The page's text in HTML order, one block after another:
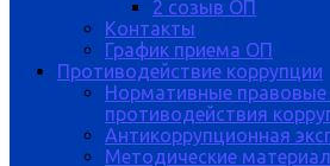
2 созыв ОП
Контакты
График приема ОП
Противодействие коррупции
Нормативные правовые
противодействия
Антикоррупционная
Методические